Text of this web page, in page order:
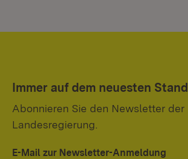
Immer auf dem neuesten Stand
Abonnieren Sie den Newsletter der
Landesregierung.
E-Mail zur Newsletter-Anmeldung